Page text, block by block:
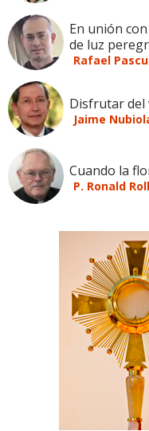
En unión
de luz
Rafael
Disfrutar del
Jaime
Cuando la
P. Ronald